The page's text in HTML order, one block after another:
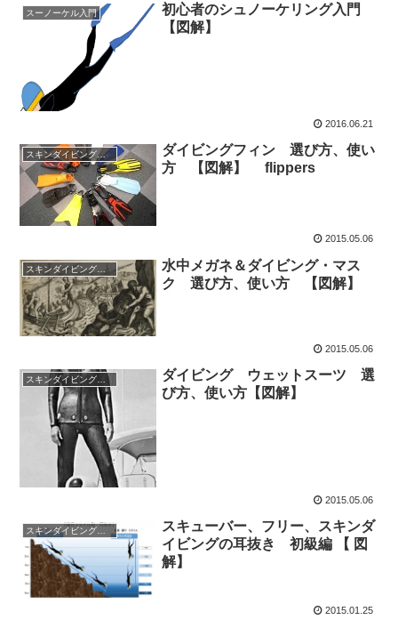
スーノーケル入門
初心者のシュノーケリング入門
【図解】
2016.06.21
スキンダイビング入門
ダイビングフィン 選び方、使い
方 【図解】 flippers
2015.05.06
スキンダイビング入門
水中メガネ＆ダイビング・マス
ク 選び方、使い方 【図解】
2015.05.06
スキンダイビング入門
ダイビング ウェットスーツ 選
び方、使い方【図解】
2015.05.06
スキンダイビング入門
スキューバー、フリー、スキンダ
イビングの耳抜き 初級編 【 図
解】
2015.01.25